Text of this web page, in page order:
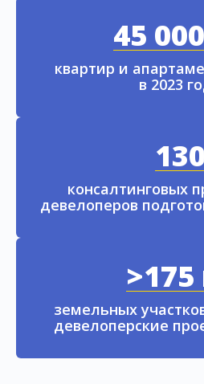
45
квартир и
в 2023
130
консалтинговых
девелоперов
>175
земельных
девелоперские